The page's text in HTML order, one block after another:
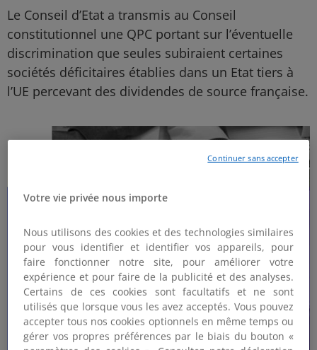
Le Conseil d’Etat a transmis au Conseil
constitutionnel une QPC portant sur l’éventuelle
discrimination que seules subiraient certaines
sociétés déficitaires établies dans un Etat tiers à
l’UE percevant des dividendes de source française.
Votre vie privée nous importe
Nous utilisons des cookies et des technologies similaires
pour vous identifier et identifier vos appareils, pour
faire fonctionner notre site, pour améliorer votre
expérience et pour faire de la publicité et des analyses.
Certains de ces cookies sont facultatifs et ne sont
utilisés que lorsque vous les avez acceptés. Vous pouvez
accepter tous nos cookies optionnels en même temps ou
gérer vos propres préférences par le biais du bouton «
Continuer sans accepter